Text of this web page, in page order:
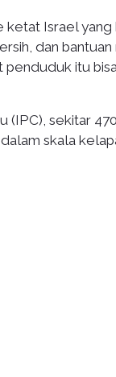
ketat Israel
dan bantuan
penduduk itu
(IPC), sekitar
skala